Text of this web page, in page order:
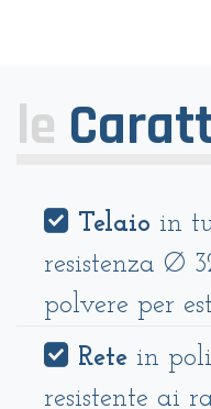
le
Telaio in
resistenza Ø
polvere per
Rete in
resistente ai